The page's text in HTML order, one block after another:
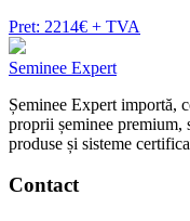
Pret: 2214€ + TVA
Seminee Expert
Șeminee Expert importă,
proprii șeminee premium,
produse și sisteme
Contact